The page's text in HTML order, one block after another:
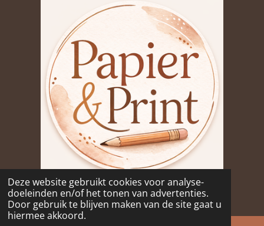
Deze website gebruikt cookies voor analyse-
doeleinden en/of het tonen van advertenties.
Door gebruik te blijven maken van de site gaat u
hiermee akkoord.
© 2026 Papier & Print
Powered by JouwWeb